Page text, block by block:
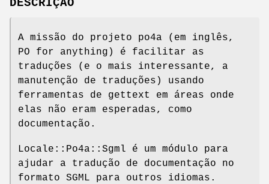
DESCRIÇÃO
A missão do projeto po4a (em inglês,
PO for anything) é facilitar as
traduções (e o mais interessante, a
manutenção de traduções) usando
ferramentas de gettext em áreas onde
elas não eram esperadas, como
documentação.
Locale::Po4a::Sgml é um módulo para
ajudar a tradução de documentação no
formato SGML para outros idiomas.